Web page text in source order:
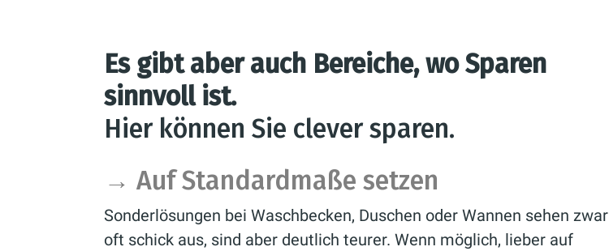
Es gibt aber auch Bereiche, wo Sparen
sinnvoll ist.
Hier können Sie clever sparen.
→ Auf Standardmaße setzen
Sonderlösungen bei Waschbecken, Duschen oder Wannen sehen zwar
oft schick aus, sind aber deutlich teurer. Wenn möglich, lieber auf